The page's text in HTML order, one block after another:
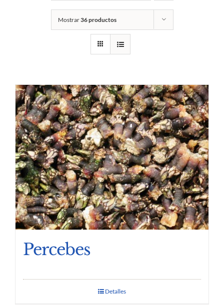
Mostrar36 productos
Percebes
Detalles